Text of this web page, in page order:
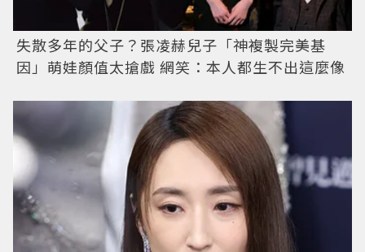
失散多年的父子？張凌赫兒子「神複製完美基
因」萌娃顏值太搶戲 網笑：本人都生不出這麼像